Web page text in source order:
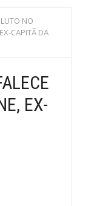
LUTO NO
CAPITÃ DA
EX-